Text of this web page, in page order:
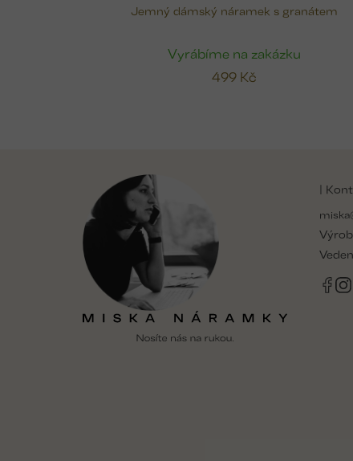
Jemný dámský náramek s granátem
Vyrábíme na zakázku
499 Kč
|